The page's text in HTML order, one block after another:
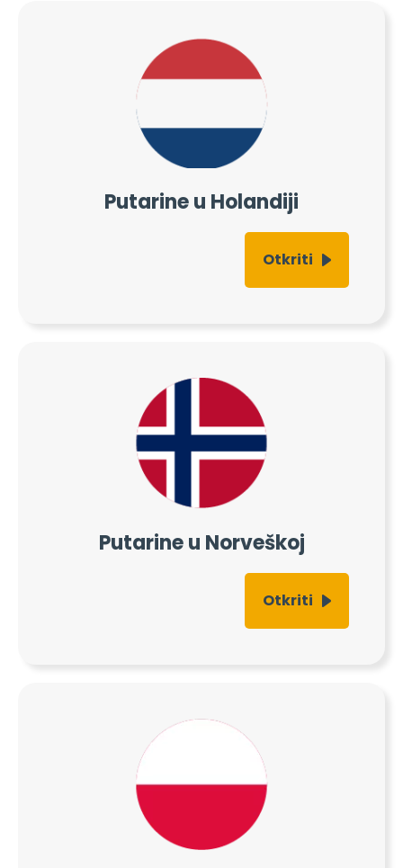
Putarine u Holandiji
Otkriti
Putarine u Norveškoj
Otkriti